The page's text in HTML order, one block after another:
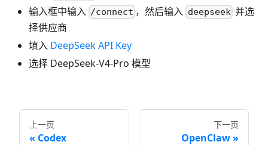
输入框中输入 /connect ，然后输入 deepseek并选
择供应商
填入 DeepSeek API Key
选择 DeepSeek-V4-Pro 模型
上一页
Codex
下一页
OpenClaw